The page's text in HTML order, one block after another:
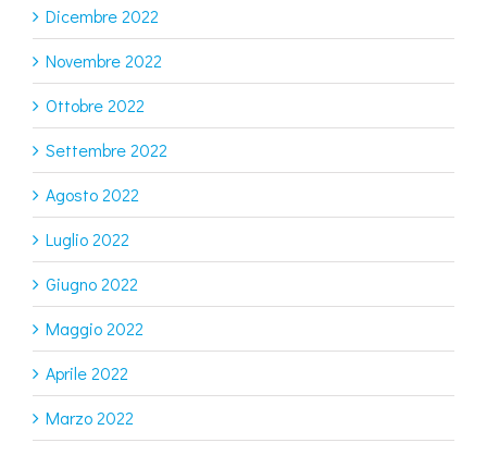
Dicembre 2022
Novembre 2022
Ottobre 2022
Settembre 2022
Agosto 2022
Luglio 2022
Giugno 2022
Maggio 2022
Aprile 2022
Marzo 2022